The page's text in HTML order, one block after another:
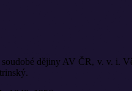
dějiny AV ČR, v. v. i.